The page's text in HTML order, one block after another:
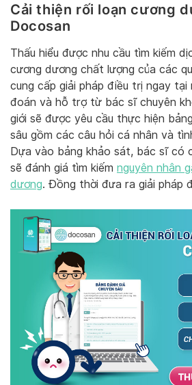
Cải thiện rối loạn cương
Docosan
Thấu hiểu được nhu cầu tìm kiếm
cương dương chất lượng của các
cung cấp giải pháp điều trị ngay tại
đoán và hỗ trợ từ bác sĩ chuyên
giới sẽ được yêu cầu thực hiện
sâu gồm các câu hỏi cá nhân và
Dựa vào bảng khảo sát, bác sĩ có
sẽ đánh giá tìm kiếm nguyên nhân
dương. Đồng thời đưa ra giải pháp